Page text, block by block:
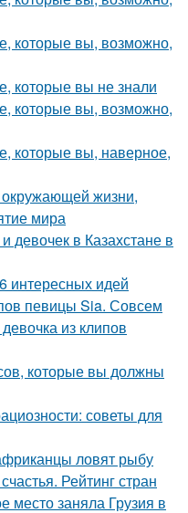
которые вы, возможно,
которые вы не знали
которые вы, возможно,
которые вы, наверное,
окружающей жизни,
мира
девочек в Казахстане в
интересных идей
певицы Sia. Совсем
из клипов
которые вы должны
советы для
ловят рыбу
Рейтинг стран
место заняла Грузия в